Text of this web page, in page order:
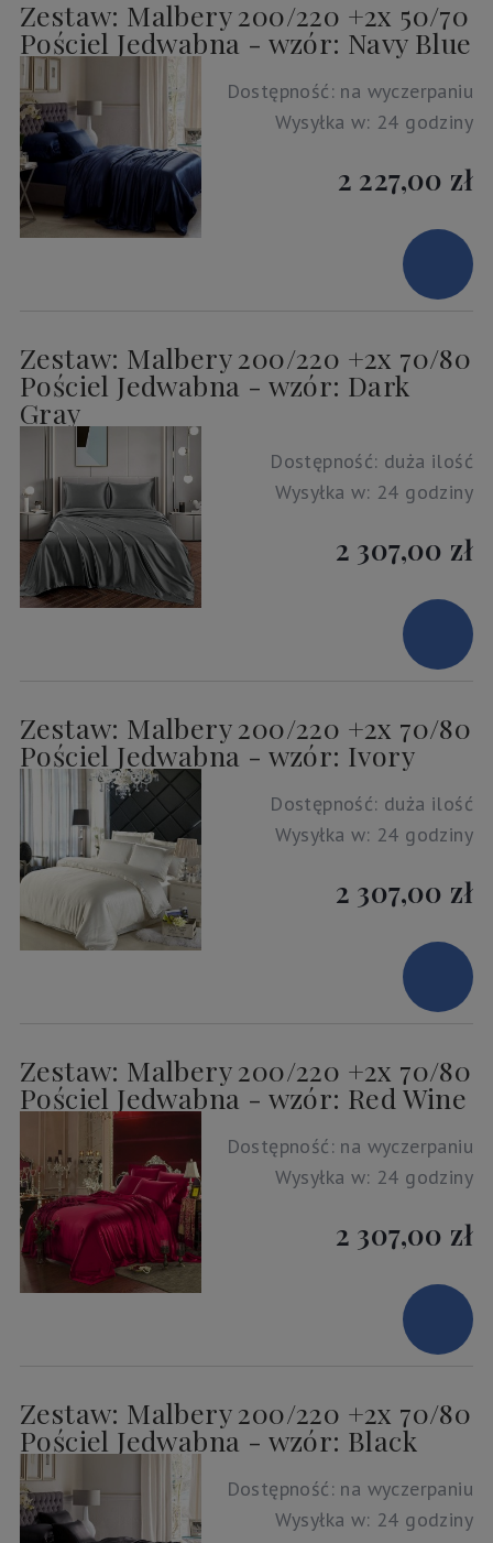
Zestaw: Malbery 200/220 +2x 50/70
Pościel Jedwabna - wzór: Navy Blue
Dostępność: na wyczerpaniu
Wysyłka w: 24 godziny
2 227,00 zł
Zestaw: Malbery 200/220 +2x 70/80
Pościel Jedwabna - wzór: Dark
Gray
Dostępność: duża ilość
Wysyłka w: 24 godziny
2 307,00 zł
Zestaw: Malbery 200/220 +2x 70/80
Pościel Jedwabna - wzór: Ivory
Dostępność: duża ilość
Wysyłka w: 24 godziny
2 307,00 zł
Zestaw: Malbery 200/220 +2x 70/80
Pościel Jedwabna - wzór: Red Wine
Dostępność: na wyczerpaniu
Wysyłka w: 24 godziny
2 307,00 zł
Zestaw: Malbery 200/220 +2x 70/80
Pościel Jedwabna - wzór: Black
Dostępność: na wyczerpaniu
Wysyłka w: 24 godziny